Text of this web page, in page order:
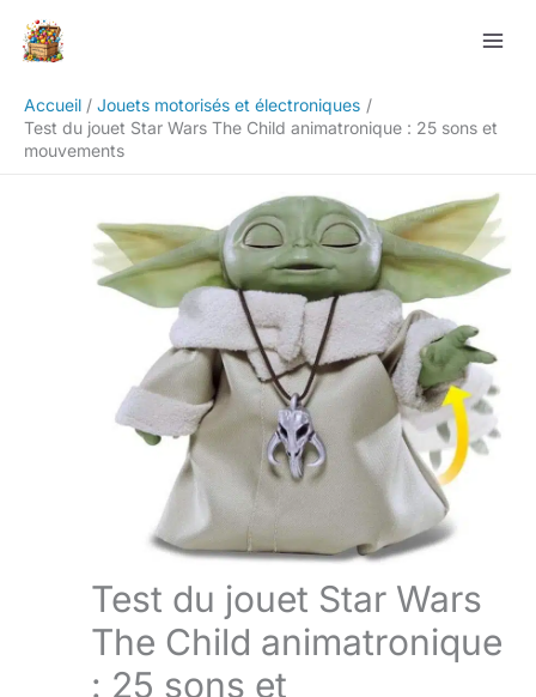
Accueil
Jouets motorisés et électroniques
Test du jouet Star Wars The Child animatronique : 25 sons et
mouvements
Test du jouet Star Wars
The Child animatronique
: 25 sons et
Rechercher